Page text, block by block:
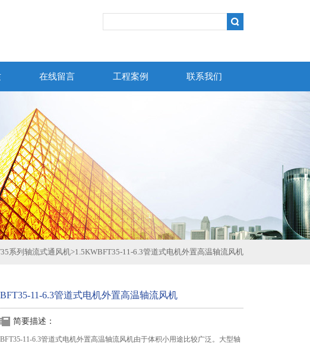
在线留言 工程案例 联系我们
系列轴流式通风机>1.5KWBFT35-11-6.3管道式电机外置高温轴流风机
BFT35-11-6.3管道式电机外置高温轴流风机
简要描述：
BFT35-11-6.3管道式电机外置高温轴流风机由于体积小用途比较广泛。大型轴